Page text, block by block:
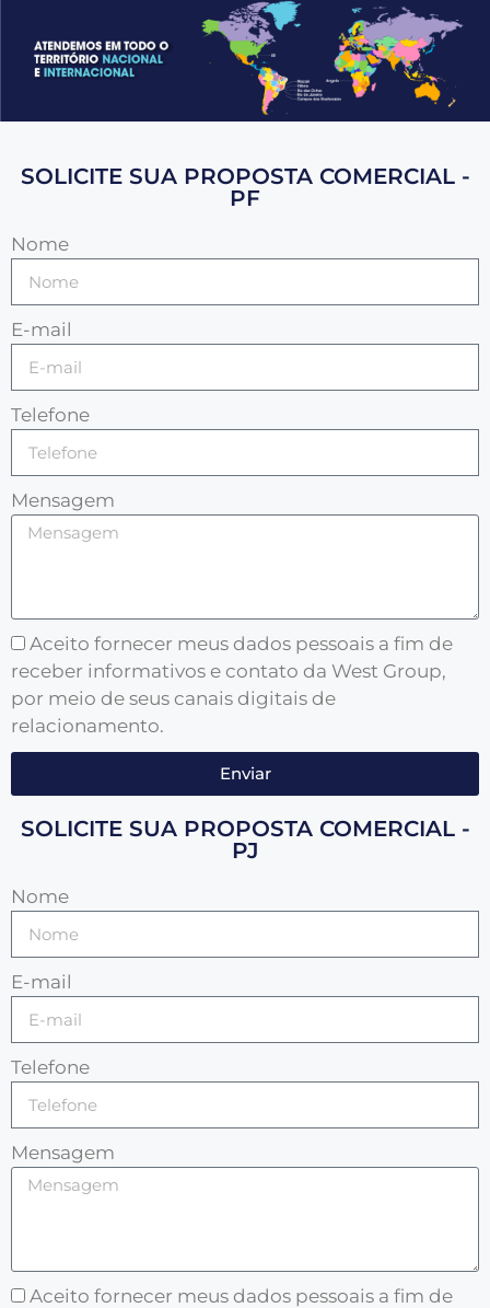
SOLICITE SUA PROPOSTA COMERCIAL -
PF
Nome
E-mail
Telefone
Mensagem
Aceito fornecer meus dados pessoais a fim de
receber informativos e contato da West Group,
por meio de seus canais digitais de
relacionamento.
Enviar
SOLICITE SUA PROPOSTA COMERCIAL -
PJ
Nome
E-mail
Telefone
Mensagem
Aceito fornecer meus dados pessoais a fim de